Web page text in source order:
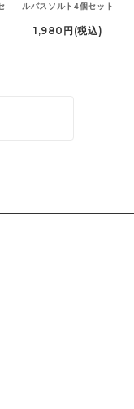
ルバスソルト4個セット
1,980円(税込)